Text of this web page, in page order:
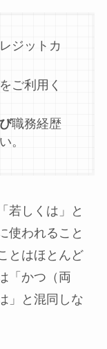
ジットカ
ご利用く
職務経歴
。
若しくは」と
使われること
とはほとんど
「かつ（両
」と混同しな